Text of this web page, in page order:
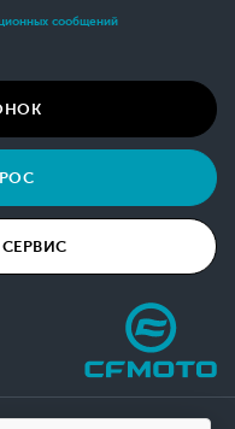
сообщений
сайт носит исключительно